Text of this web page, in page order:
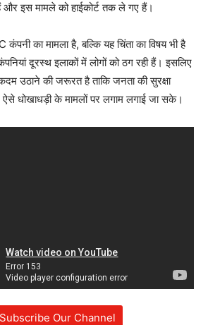
इस मामले को हाईकोर्ट तक ले गए हैं।
कंपनी का मामला है, बल्कि यह चिंता का विषय भी है
दूरस्थ इलाकों में लोगों को ठग रही हैं। इसलिए
उठाने की जरूरत है ताकि जनता की सुरक्षा
धोखाधड़ी के मामलों पर लगाम लगाई जा सके।
Subscribe Our Channel